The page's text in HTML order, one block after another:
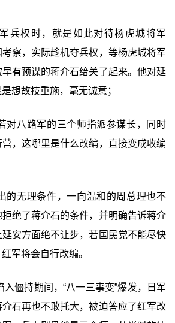
兵权时，就是如此对待杨虎城将军
察，实际趁机夺兵权，等杨虎城将军
有预谋的蒋介石给关了起来。他对延
想故技重施，毫无诚意；
对八路军的三个师指派参谋长，同时
，这哪里是什么改编，直接变成收编
的无理条件，一向温和的周总理也不
绝了蒋介石的条件，并明确告诉蒋介
安方面绝不让步，若国民党不能尽快
军将会自行改编。
入僵持期间，“八一三事变”爆发，日军
石再也不敢托大，被迫答应了红军改